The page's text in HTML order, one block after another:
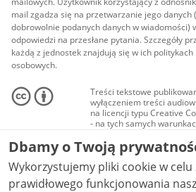
mail zgadza się na przetwarzanie jego danych
dobrowolnie podanych danych w wiadomości)
odpowiedzi na przesłane pytania. Szczegóły
każdą z jednostek znajdują się w ich
osobowych.
Treści tekstowe
wyłączeniem treści
na licencji typu Creative
- na tych samych
Materiały audiowizualne,
audio i wideo, są
Creative Commons:
niekomercyjne - bez
NC-ND 4.0), o ile nie jest
Dbamy o Twoją
Wykorzystujemy pliki cookie w celu
prawidłowego funkcjonowania